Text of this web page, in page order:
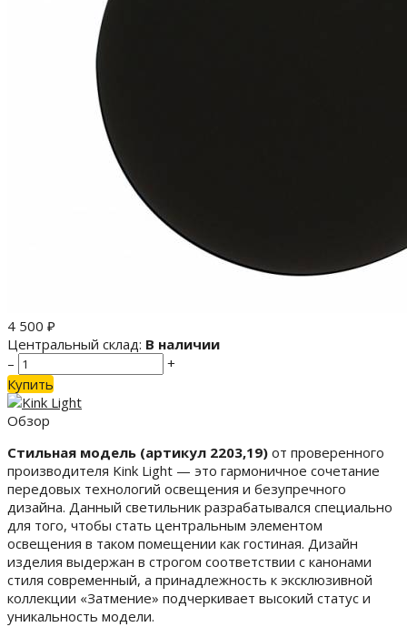
4 500 ₽
Центральный склад: В наличии
–
+
Купить
Обзор
Стильная модель (артикул 2203,19) от проверенного
производителя Kink Light — это гармоничное сочетание
передовых технологий освещения и безупречного
дизайна. Данный светильник разрабатывался специально
для того, чтобы стать центральным элементом
освещения в таком помещении как гостиная. Дизайн
изделия выдержан в строгом соответствии с канонами
стиля современный, а принадлежность к эксклюзивной
коллекции «Затмение» подчеркивает высокий статус и
уникальность модели.